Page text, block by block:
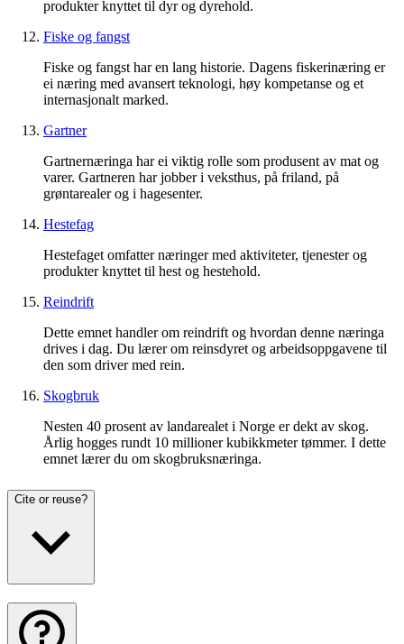
produkter knyttet til dyr og dyrehold.
Fiske og fangst
Fiske og fangst har en lang historie. Dagens fiskerinæring er
ei næring med avansert teknologi, høy kompetanse og et
internasjonalt marked.
Gartner
Gartnernæringa har ei viktig rolle som produsent av mat og
varer. Gartneren har jobber i veksthus, på friland, på
grøntarealer og i hagesenter.
Hestefag
Hestefaget omfatter næringer med aktiviteter, tjenester og
produkter knyttet til hest og hestehold.
Reindrift
Dette emnet handler om reindrift og hvordan denne næringa
drives i dag. Du lærer om reinsdyret og arbeidsoppgavene til
den som driver med rein.
Skogbruk
Nesten 40 prosent av landarealet i Norge er dekt av skog.
Årlig hogges rundt 10 millioner kubikkmeter tømmer. I dette
emnet lærer du om skogbruksnæringa.
Cite or reuse?